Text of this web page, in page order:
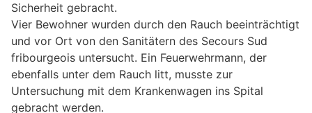
Sicherheit gebracht.
Vier Bewohner wurden durch den Rauch beeinträchtigt
und vor Ort von den Sanitätern des Secours Sud
fribourgeois untersucht. Ein Feuerwehrmann, der
ebenfalls unter dem Rauch litt, musste zur
Untersuchung mit dem Krankenwagen ins Spital
gebracht werden.